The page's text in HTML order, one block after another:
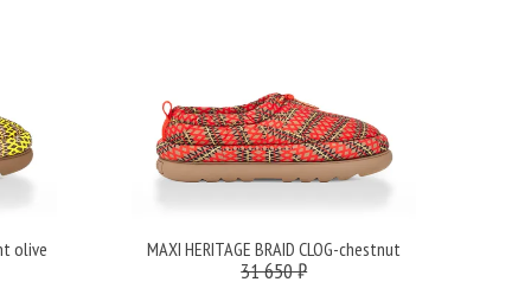
olive Подробнее
MAXI HERITAGE BRAID CLOG-chestnut
31 650 ₽